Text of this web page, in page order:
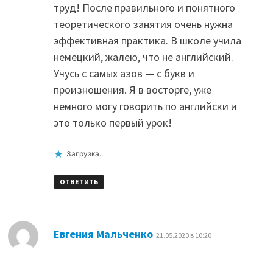
труд! После правильного и понятного
теоретического занятия очень нужна
эффективная практика. В школе учила
немецкий, жалею, что не английский.
Учусь с самых азов — с букв и
произношения. Я в восторге, уже
немного могу говорить по английски и
это только первый урок!
Загрузка...
ОТВЕТИТЬ
Евгения Мальченко: 21.05.2020 в 10:20